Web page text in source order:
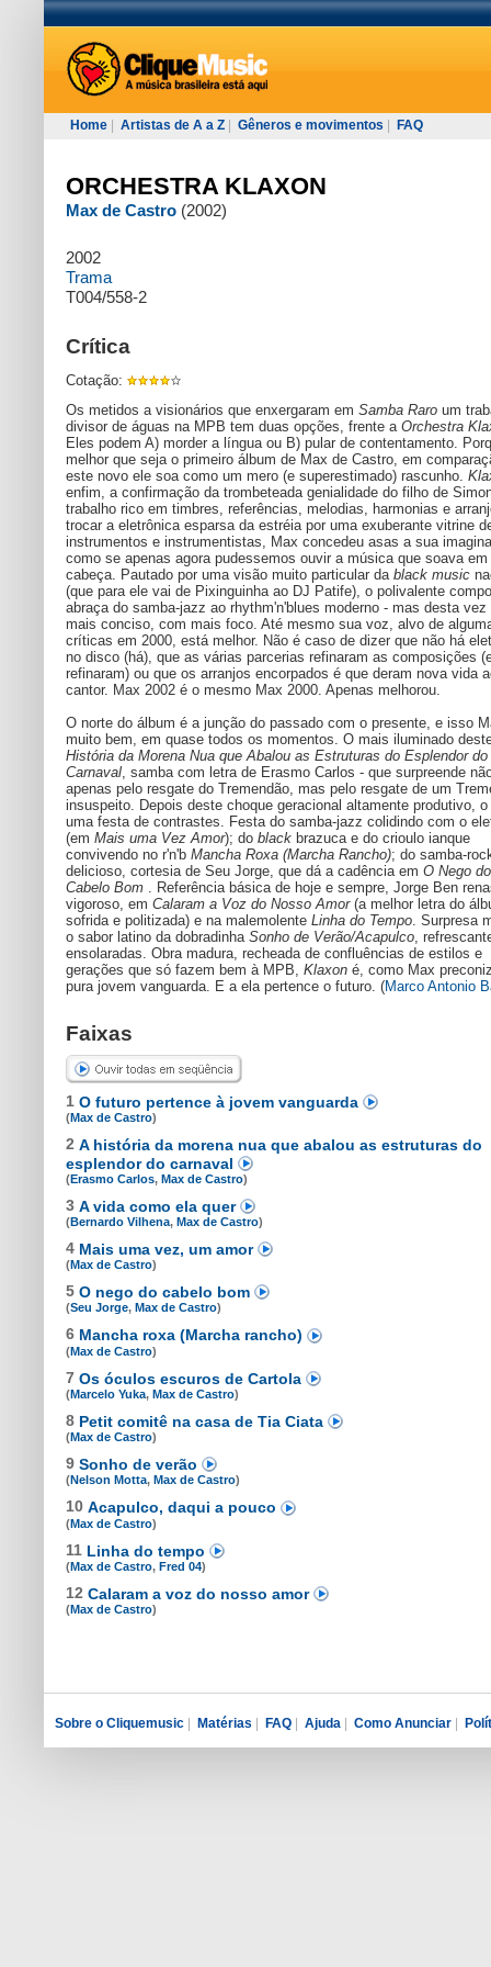
Home Artistas de A a Z Gêneros e movimentos FAQ
ORCHESTRA KLAXON
Max de Castro (2002)
2002
Trama
T004/558-2
Crítica
Cotação:
Os metidos a visionários que enxergaram em Samba Raro um
divisor de águas na MPB tem duas opções, frente a Orchestra
Eles podem A) morder a língua ou B) pular de contentamento.
melhor que seja o primeiro álbum de Max de Castro, em
este novo ele soa como um mero (e superestimado) rascunho.
enfim, a confirmação da trombeteada genialidade do filho de
trabalho rico em timbres, referências, melodias, harmonias e
trocar a eletrônica esparsa da estréia por uma exuberante vitrine
instrumentos e instrumentistas, Max concedeu asas a sua
como se apenas agora pudessemos ouvir a música que soava em
cabeça. Pautado por uma visão muito particular da black music
(que para ele vai de Pixinguinha ao DJ Patife), o polivalente
abraça do samba-jazz ao rhythm'n'blues moderno - mas desta vez
mais conciso, com mais foco. Até mesmo sua voz, alvo de
críticas em 2000, está melhor. Não é caso de dizer que não há
no disco (há), que as várias parcerias refinaram as composições
refinaram) ou que os arranjos encorpados é que deram nova vida
cantor. Max 2002 é o mesmo Max 2000. Apenas melhorou.
O norte do álbum é a junção do passado com o presente, e isso
muito bem, em quase todos os momentos. O mais iluminado
História da Morena Nua que Abalou as Estruturas do Esplendor do
Carnaval, samba com letra de Erasmo Carlos - que surpreende
apenas pelo resgate do Tremendão, mas pelo resgate de um
insuspeito. Depois deste choque geracional altamente produtivo,
uma festa de contrastes. Festa do samba-jazz colidindo com o
(em Mais uma Vez Amor); do black brazuca e do crioulo ianque
convivendo no r'n'b Mancha Roxa (Marcha Rancho); do samba-
delicioso, cortesia de Seu Jorge, que dá a cadência em O Nego do
Cabelo Bom . Referência básica de hoje e sempre, Jorge Ben
vigoroso, em Calaram a Voz do Nosso Amor(a melhor letra do
sofrida e politizada) e na malemolente Linha do Tempo. Surpresa
o sabor latino da dobradinha Sonho de Verão/Acapulco,
ensolaradas. Obra madura, recheada de confluências de estilos e
gerações que só fazem bem à MPB, Klaxon é, como Max
pura jovem vanguarda. E a ela pertence o futuro. (Marco Antonio
Faixas
1 O futuro pertence à jovem vanguarda
(Max de Castro)
2 A história da morena nua que abalou as estruturas do
esplendor do carnaval
(Erasmo Carlos, Max de Castro)
3 A vida como ela quer
(Bernardo Vilhena, Max de Castro)
4 Mais uma vez, um amor
(Max de Castro)
5 O nego do cabelo bom
(Seu Jorge, Max de Castro)
6 Mancha roxa (Marcha rancho)
(Max de Castro)
7 Os óculos escuros de Cartola
(Marcelo Yuka, Max de Castro)
8 Petit comitê na casa de Tia Ciata
(Max de Castro)
9 Sonho de verão
(Nelson Motta, Max de Castro)
10 Acapulco, daqui a pouco
(Max de Castro)
11 Linha do tempo
(Max de Castro, Fred 04)
12 Calaram a voz do nosso amor
(Max de Castro)
Sobre o Cliquemusic Matérias FAQ Ajuda Como Anunciar